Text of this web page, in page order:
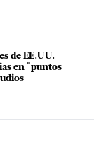
de EE.UU.
en "puntos